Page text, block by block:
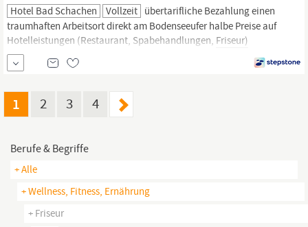
Hotel Bad Schachen Vollzeit übertarifliche Bezahlung einen
traumhaften Arbeitsort direkt am Bodenseeufer halbe Preise auf
Hotelleistungen (Restaurant, Spabehandlungen, Friseur)
hogabackfill Inventur;Engagement;Produkte
bestellen;Englisch;Gepflegtes
Gastronomie, Hotellerie | Service- und Barpersonal, Feste
Anstellung, Mit...
1 2 3 4
Berufe & Begriffe
+ Alle
+ Wellness, Fitness, Ernährung
+ Friseur